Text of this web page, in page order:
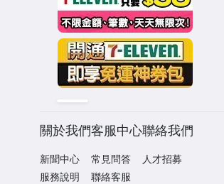
關於我們
新聞中心
服務說明
客服中心
常見問答
聯絡客服
聯絡我們
人才招募